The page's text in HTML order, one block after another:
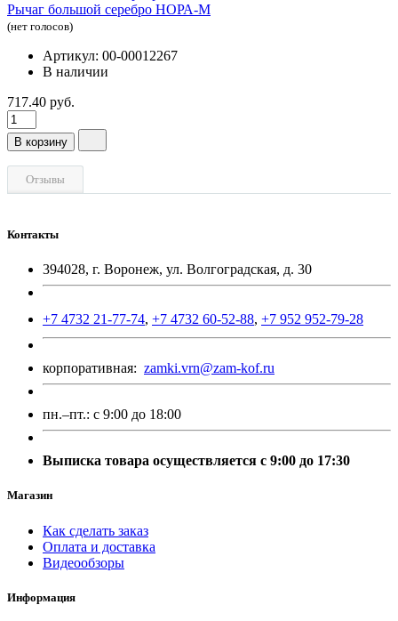
Рычаг большой серебро НОРА-М
(нет голосов)
Артикул: 00-00012267
В наличии
717.40 руб.
В корзину
Отзывы
Контакты
394028, г. Воронеж, ул. Волгоградская, д. 30
+7 4732 21-77-74, +7 4732 60-52-88, +7 952 952-79-28
корпоративная: zamki.vrn@zam-kof.ru
пн.–пт.: с 9:00 до 18:00
Выписка товара осуществляется с 9:00 до 17:30
Магазин
Как сделать заказ
Оплата и доставка
Видеообзоры
Информация